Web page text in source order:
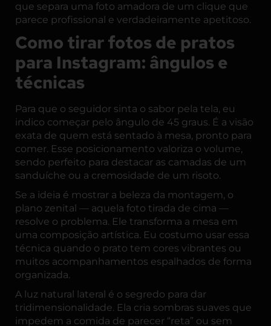
que separa uma foto amadora de um clique que
parece profissional e verdadeiramente apetitoso.
Como tirar fotos de pratos
para Instagram: ângulos e
técnicas
Para que o seguidor sinta o sabor pela tela, eu
indico começar pelo ângulo de 45 graus. É a visão
exata de quem está sentado à mesa, pronto para
comer. Esse posicionamento valoriza o volume,
sendo perfeito para destacar as camadas de um
sanduíche ou a cremosidade de um risoto.
Se a ideia é mostrar a beleza da montagem, o
plano zenital — aquela foto tirada de cima —
resolve o problema. Ele transforma a mesa em
uma composição artística. Eu costumo usar essa
técnica quando o prato tem cores vibrantes ou
muitos acompanhamentos espalhados de forma
organizada.
A luz natural lateral é o segredo para dar
tridimensionalidade. Ela cria sombras suaves que
impedem a comida de parecer “reta” ou sem